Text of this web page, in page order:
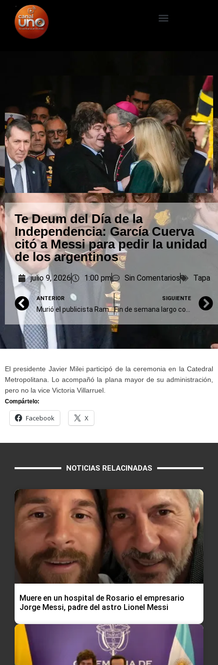
Te Deum del Día de la
Independencia: García Cuerva
citó a Messi para pedir la unidad
de los argentinos
julio 9, 2026 1:00 pm Sin Comentarios Tapa
ANTERIOR
Murió el publicista Ramiro Agulla, clave en la campaña de De la Rúa
SIGUIENTE
El presidente Javier Milei participó de la ceremonia en la Catedral
Metropolitana. Lo acompañó la plana mayor de su administración,
pero no la vice Victoria Villarruel.
Compártelo:
Facebook X
NOTICIAS RELACINADAS
Muere en un hospital de Rosario el empresario
Jorge Messi, padre del astro Lionel Messi